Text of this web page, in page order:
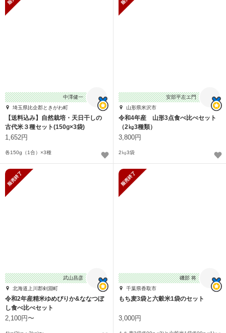
中澤健一
埼玉県比企郡ときがわ町
【送料込み】自然栽培・天日干しの
古代米３種セット(150g×3袋)
1,652円
各150g（1合）×3種
安部平左エ門
山形県米沢市
令和4年産 山形3点食べ比べセット
（2㎏3種類）
3,800円
2㎏3袋
武山昌彦
北海道上川郡剣淵町
令和2年産精米ゆめぴりか&ななつぼ
し食べ比べセット
2,100円〜
磯部 将
千葉県香取市
もち麦3袋と六穀米1袋のセット
3,000円